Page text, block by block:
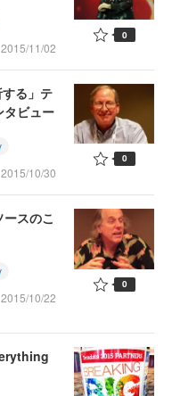
2015/11/02
0
する」テ
タビュー
2015/10/30
0
スのこ
2015/10/22
0